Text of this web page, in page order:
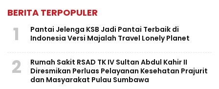
BERITA TERPOPULER
1
Pantai Jelenga KSB Jadi Pantai Terbaik di
Indonesia Versi Majalah Travel Lonely Planet
2
Rumah Sakit RSAD TK IV Sultan Abdul Kahir II
Diresmikan Perluas Pelayanan Kesehatan Prajurit
dan Masyarakat Pulau Sumbawa